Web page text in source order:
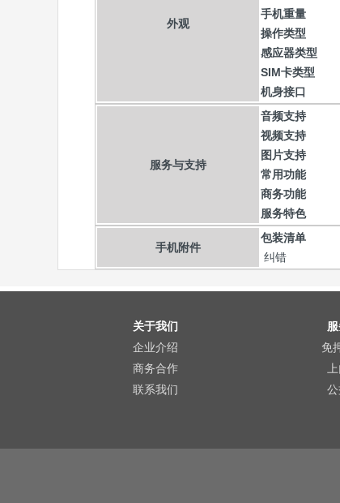
外观
手机重量
操作类型
感应器类型
SIM卡类型
机身接口
服务与支持
音频支持
视频支持
图片支持
常用功能
商务功能
服务特色
手机附件
包装清单
纠错
关于我们
企业介绍
商务合作
联系我们
免